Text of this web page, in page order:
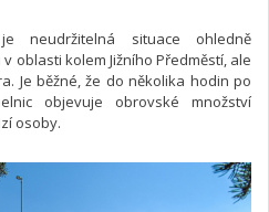
neudržitelná situace ohledně
oblasti kolem Jižního Předměstí, ale
Je běžné, že do několika hodin po
objevuje obrovské množství
osoby.